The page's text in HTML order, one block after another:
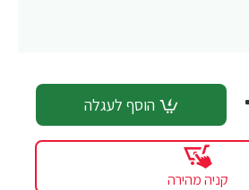
הוסף לעגלה
קניה מהירה